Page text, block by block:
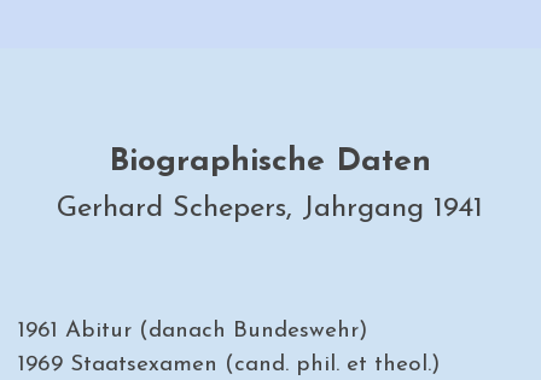
Biographische Daten
Gerhard Schepers, Jahrgang 1941
1961 Abitur (danach Bundeswehr)
1969 Staatsexamen (cand. phil. et theol.)